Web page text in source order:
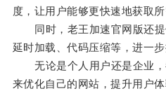
度，让用户能够更快速地获取所
同时，老王加速官网版还提
延时加载、代码压缩等，进一步
无论是个人用户还是企业，
来优化自己的网站，提升用户体